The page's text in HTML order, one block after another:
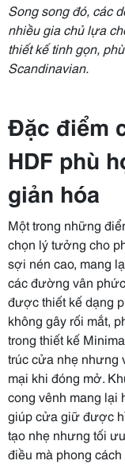
Song song đó, các
nhiều gia chủ lựa
thiết kế tinh gọn,
Scandinavian.
Đặc điểm
HDF phù
giản hóa
Một trong những
chọn lý tưởng cho
sợi nén cao, mang
các đường vân
được thiết kế dạng
không gây rối mắt,
trong thiết kế
trúc cửa nhẹ nhưng
mại khi đóng mở.
cong vênh mang lại
giúp cửa giữ được
tạo nhẹ nhưng tối
điều mà phong